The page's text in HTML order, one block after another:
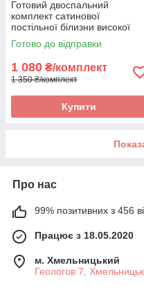
Готовий двоспальний
комплект сатинової
постільної білизни високої
якості Розмір 2.0
Готово до відправки
1 080 ₴/комплект
1 350 ₴/комплект
Купити
Про нас
99% позитивних з 456
Працює з 18.05.2020
м. Хмельницький
Геологов 7,